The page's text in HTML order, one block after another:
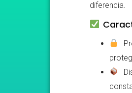
diferencia.